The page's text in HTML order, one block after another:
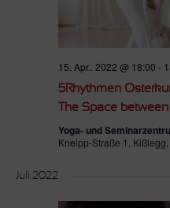
15. Apr.. 2022 @ 18:00 -
5Rhythmen
The Space
Yoga- und
Kneipp-Straße 1,
Juli 2022